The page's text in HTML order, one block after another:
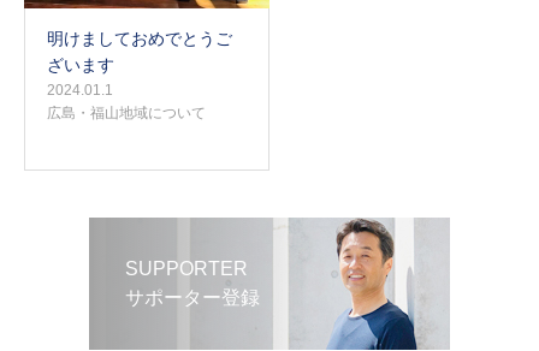
明けましておめでとうご
ざいます
2024.01.1
広島・福山地域について
SUPPORTER
サポーター登録